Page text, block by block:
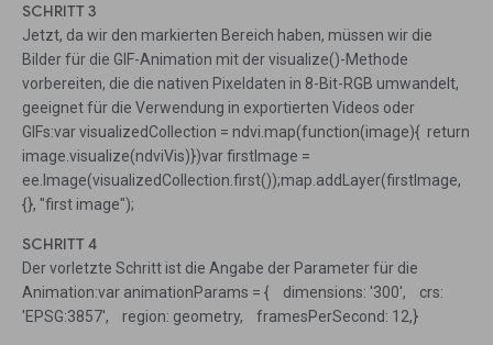
SCHRITT 3
Jetzt, da wir den markierten Bereich haben, müssen wir die
Bilder für die GIF-Animation mit der visualize()-Methode
vorbereiten, die die nativen Pixeldaten in 8-Bit-RGB umwandelt,
geeignet für die Verwendung in exportierten Videos oder
GIFs:var visualizedCollection = ndvi.map(function(image){ return
image.visualize(ndviVis)})var firstImage =
ee.Image(visualizedCollection.first());map.addLayer(firstImage,
{}, "first image");
SCHRITT 4
Der vorletzte Schritt ist die Angabe der Parameter für die
Animation:var animationParams = { dimensions: '300', crs:
'EPSG:3857', region: geometry, framesPerSecond: 12,}